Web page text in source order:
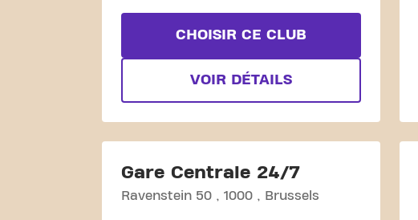
CHOISIR CE CLUB
VOIR DÉTAILS
Gare Centrale 24/7
Ravenstein 50 1000 Brussels